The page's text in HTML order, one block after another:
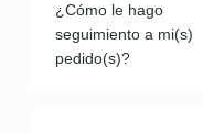
¿Cómo le hago
seguimiento a mi(s)
pedido(s)?